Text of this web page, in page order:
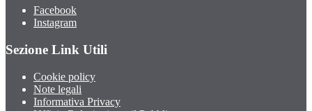
Facebook
Instagram
Sezione Link Utili
Cookie policy
Note legali
Informativa Privacy